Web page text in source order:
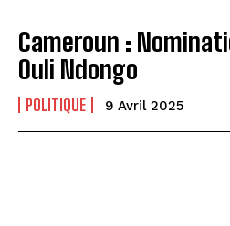
Cameroun :
Ouli Ndongo
POLITIQUE 9 Avril 2025